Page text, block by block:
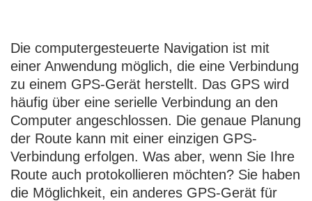
Die computergesteuerte Navigation ist mit
einer Anwendung möglich, die eine Verbindung
zu einem GPS-Gerät herstellt. Das GPS wird
häufig über eine serielle Verbindung an den
Computer angeschlossen. Die genaue Planung
der Route kann mit einer einzigen GPS-
Verbindung erfolgen. Was aber, wenn Sie Ihre
Route auch protokollieren möchten? Sie haben
die Möglichkeit, ein anderes GPS-Gerät für